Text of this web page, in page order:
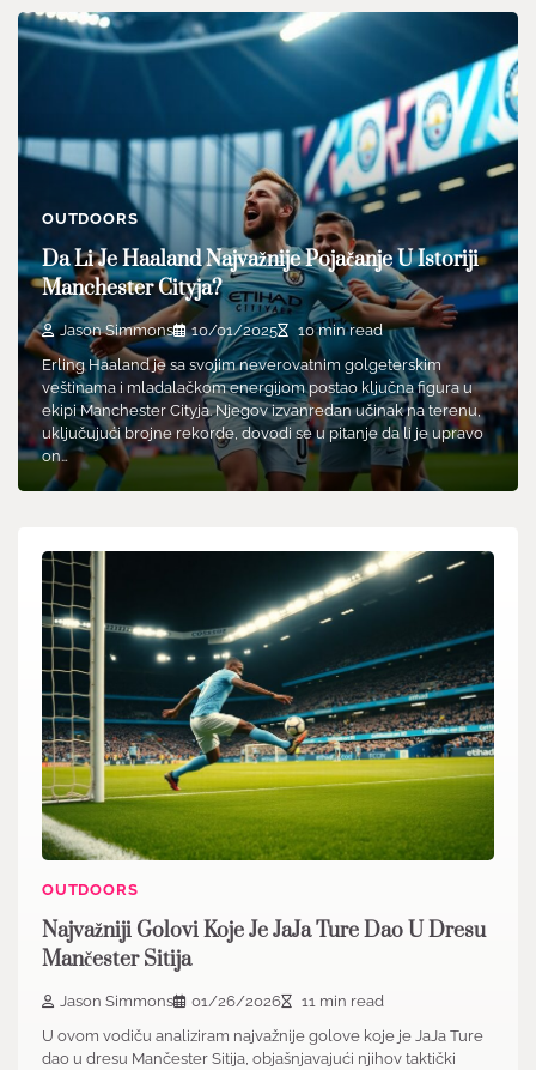
OUTDOORS
Da Li Je Haaland Najvažnije Pojačanje U Istoriji
Manchester Cityja?
Jason Simmons 10/01/2025
10 min read
Erling Haaland je sa svojim neverovatnim golgeterskim
veštinama i mladalačkom energijom postao ključna figura u
ekipi Manchester Cityja. Njegov izvanredan učinak na terenu,
uključujući brojne rekorde, dovodi se u pitanje da li je upravo
on…
OUTDOORS
Najvažniji Golovi Koje Je JaJa Ture Dao U Dresu
Mančester Sitija
Jason Simmons 01/26/2026
11 min read
U ovom vodiču analiziram najvažnije golove koje je JaJa Ture
dao u dresu Mančester Sitija, objašnjavajući njihov taktički